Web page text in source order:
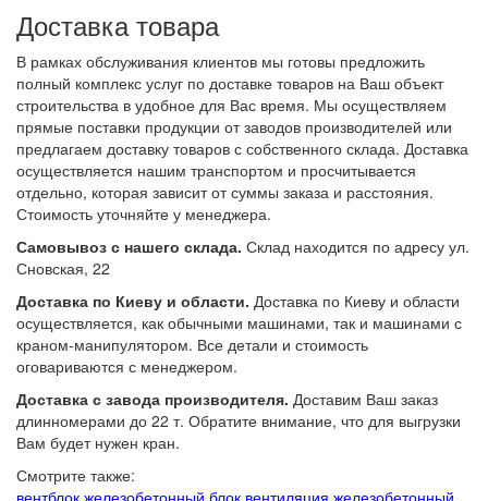
Доставка товара
В рамках обслуживания клиентов мы готовы предложить
полный комплекс услуг по доставке товаров на Ваш объект
строительства в удобное для Вас время. Мы осуществляем
прямые поставки продукции от заводов производителей или
предлагаем доставку товаров с собственного склада. Доставка
осуществляется нашим транспортом и просчитывается
отдельно, которая зависит от суммы заказа и расстояния.
Стоимость уточняйте у менеджера.
Самовывоз с нашего склада. Склад находится по адресу ул.
Сновская, 22
Доставка по Киеву и области. Доставка по Киеву и области
осуществляется, как обычными машинами, так и машинами с
краном-манипулятором. Все детали и стоимость
оговариваются с менеджером.
Доставка с завода производителя. Доставим Ваш заказ
длинномерами до 22 т. Обратите внимание, что для выгрузки
Вам будет нужен кран.
Смотрите также:
вентблок железобетонный блок вентиляция железобетонный